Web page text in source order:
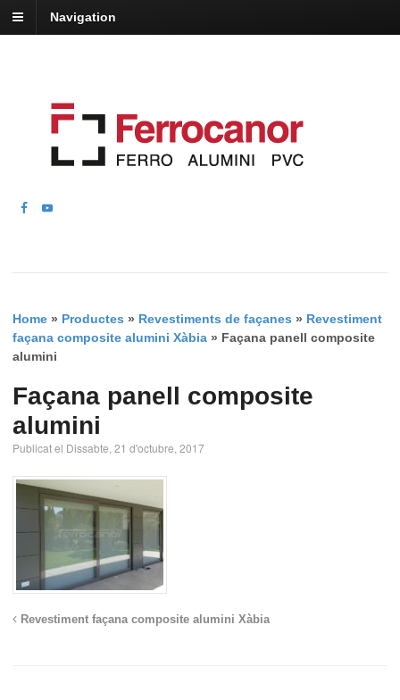
Navigation
Home » Productes » Revestiments de façanes » Revestiment
façana composite alumini Xàbia » Façana panell composite
alumini
Façana panell composite
alumini
Publicat el Dissabte, 21 d'octubre, 2017
Revestiment façana composite alumini Xàbia